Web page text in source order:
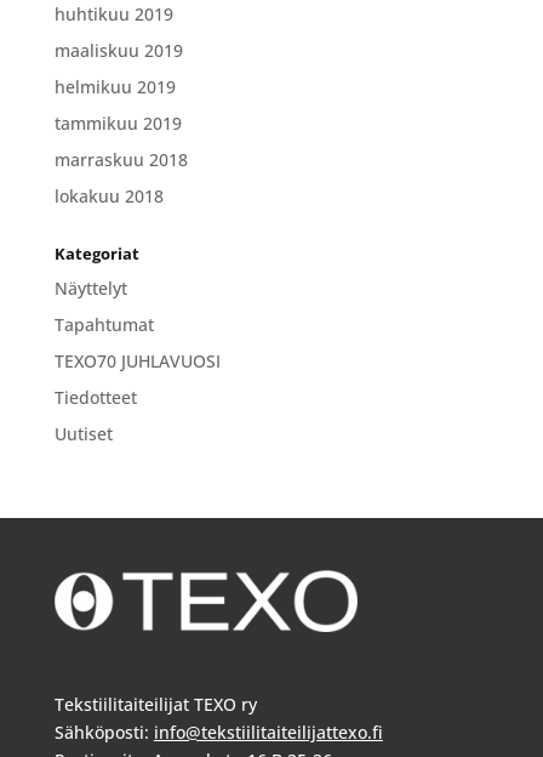
huhtikuu 2019
maaliskuu 2019
helmikuu 2019
tammikuu 2019
marraskuu 2018
lokakuu 2018
Kategoriat
Näyttelyt
Tapahtumat
TEXO70 JUHLAVUOSI
Tiedotteet
Uutiset
Tekstiilitaiteilijat TEXO ry
Sähköposti: info@tekstiilitaiteilijattexo.fi